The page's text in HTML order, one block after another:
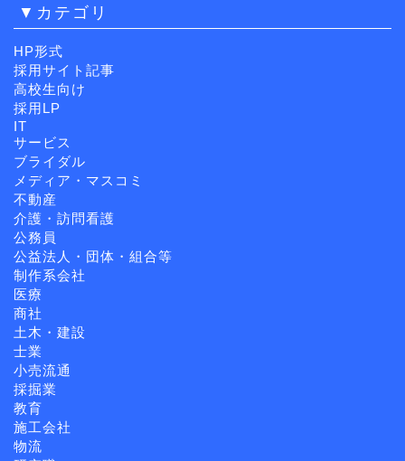
▼カテゴリ
HP形式
採用サイト記事
高校生向け
採用LP
IT
サービス
ブライダル
メディア・マスコミ
不動産
介護・訪問看護
公務員
公益法人・団体・組合等
制作系会社
医療
商社
土木・建設
士業
小売流通
採掘業
教育
施工会社
物流